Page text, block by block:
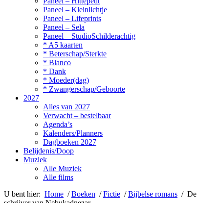
Paneel – Kleinlichtje
Paneel – Lifeprints
Paneel – Sela
Paneel – StudioSchilderachtig
* A5 kaarten
* Beterschap/Sterkte
* Blanco
* Dank
* Moeder(dag)
* Zwangerschap/Geboorte
2027
Alles van 2027
Verwacht – bestelbaar
Agenda’s
Kalenders/Planners
Dagboeken 2027
Belijdenis/Doop
Muziek
Alle Muziek
Alle films
U bent hier: Home /Boeken /Fictie /Bijbelse romans / De